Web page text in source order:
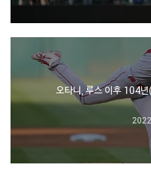
오타니, 루스 이후 104